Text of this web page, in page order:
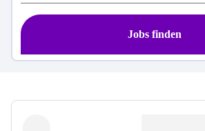
Jobs finden